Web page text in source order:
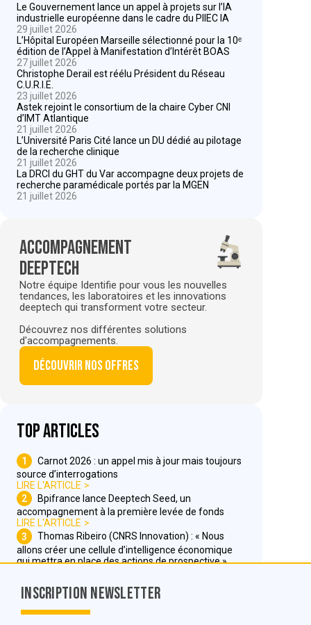
Le Gouvernement lance un appel à projets sur l’IA
industrielle européenne dans le cadre du PIIEC IA
29 juillet 2026
L’Hôpital Européen Marseille sélectionné pour la 10ᵉ
édition de l’Appel à Manifestation d’Intérêt BOAS
27 juillet 2026
Christophe Derail est réélu Président du Réseau
C.U.R.I.E.
23 juillet 2026
Astek rejoint le consortium de la chaire Cyber CNI
d’IMT Atlantique
21 juillet 2026
L’Université Paris Cité lance un DU dédié au pilotage
de la recherche clinique
21 juillet 2026
La DRCI du GHT du Var accompagne deux projets de
recherche paramédicale portés par la MGEN
21 juillet 2026
Accompagnement
deeptech
Notre équipe Identifie pour vous les nouvelles
tendances, les laboratoires et les innovations
deeptech qui transforment votre secteur.
Découvrez nos différentes solutions
d'accompagnements.
Découvrir nos offres
Top articles
1
Carnot 2026 : un appel mis à jour mais toujours
source d’interrogations
LIRE L'ARTICLE
2
Bpifrance lance Deeptech Seed, un
accompagnement à la première levée de fonds
LIRE L'ARTICLE
3
Thomas Ribeiro (CNRS Innovation) : « Nous
allons créer une cellule d’intelligence économique
qui mettra en place des actions de prospective »
Inscription Newsletter